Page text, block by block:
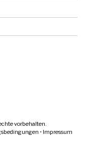
vorbehalten.
• Impressum